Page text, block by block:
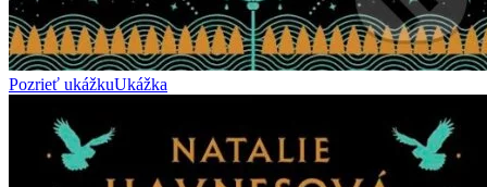
Pozrieť ukážkuUkážka